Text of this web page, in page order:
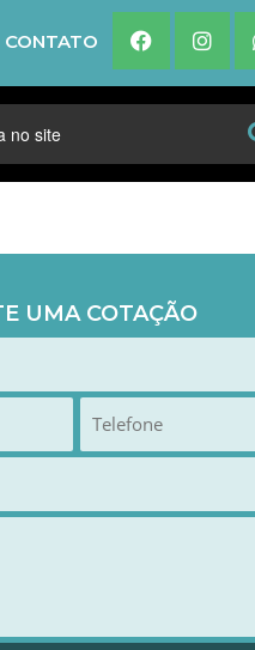
CONTATO
UMA COTAÇÃO